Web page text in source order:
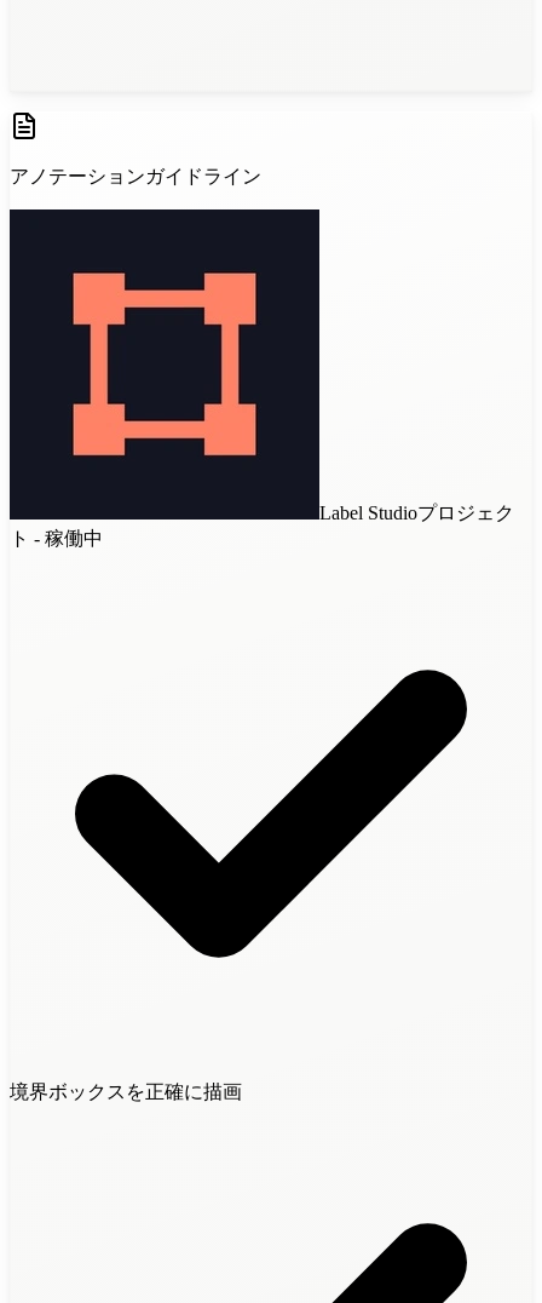
アノテーションガイドライン
Label Studioプロジェク
ト - 稼働中
境界ボックスを正確に描画